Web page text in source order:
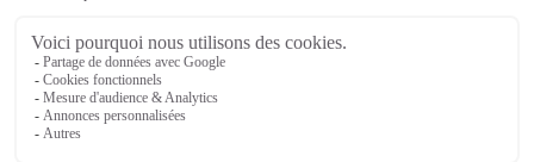
Première
Veuillez patienter...